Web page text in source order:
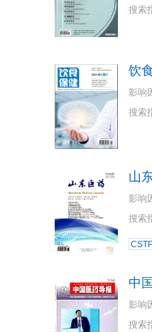
搜索
饮
影响
搜索
山
影响
搜索
中
影响
搜索